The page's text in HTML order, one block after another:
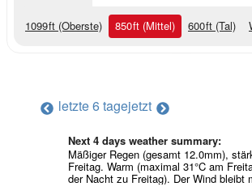
1099ft (Oberste) 850ft (Mittel) 600ft (Tal)
letzte 6 tagejetzt
Next 4 days weather summary:
Mäßiger Regen (gesamt 12.0mm),
Freitag. Warm (maximal 31°C am
der Nacht zu Freitag). Der Wind bleibt